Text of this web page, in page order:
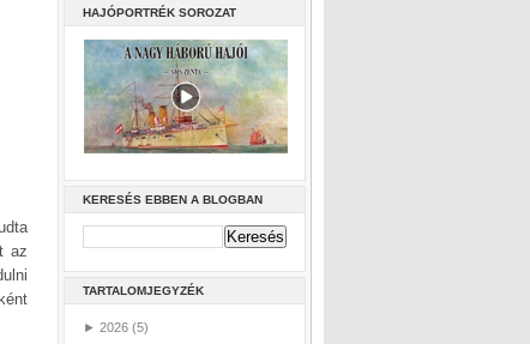
az
HAJÓPORTRÉK SOROZAT
KERESÉS EBBEN A BLOGBAN
TARTALOMJEGYZÉK
► 2026 (5)